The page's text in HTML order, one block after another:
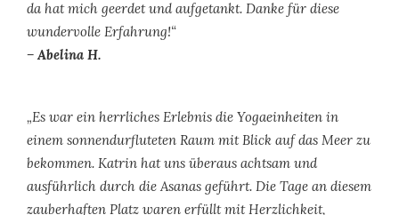
da hat mich geerdet und aufgetankt. Danke für diese
wundervolle Erfahrung!“
– Abelina H.
„Es war ein herrliches Erlebnis die Yogaeinheiten in
einem sonnendurfluteten Raum mit Blick auf das Meer zu
bekommen. Katrin hat uns überaus achtsam und
ausführlich durch die Asanas geführt. Die Tage an diesem
zauberhaften Platz waren erfüllt mit Herzlichkeit,